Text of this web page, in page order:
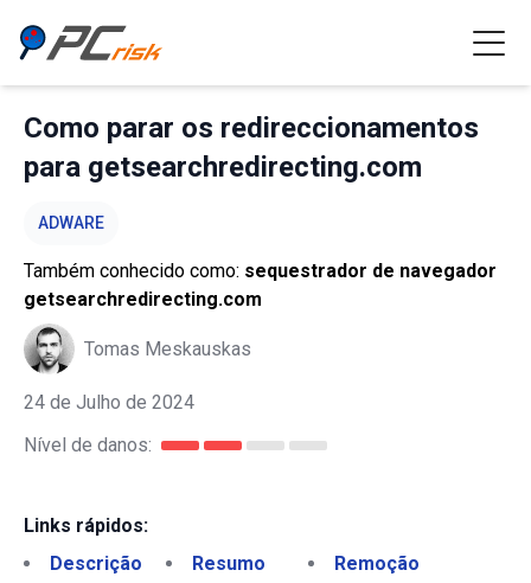
Como parar os redireccionamentos
para getsearchredirecting.com
ADWARE
Também conhecido como: sequestrador de navegador
getsearchredirecting.com
Tomas Meskauskas
24 de Julho de 2024
Nível de danos:
Links rápidos:
Descrição
Resumo
Remoção